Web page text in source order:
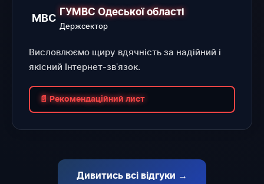
МВС
ГУМВС Одеської області
Держсектор
Висловлюємо щиру вдячність за надійний і
якісний Інтернет-звʼязок.
📄 Рекомендаційний лист
Дивитись всі відгуки →